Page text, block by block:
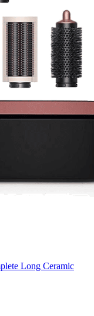
Long Ceramic